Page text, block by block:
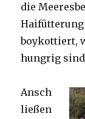
die
Haifütterung
boykottiert,
hungrig
Ansch
ließen